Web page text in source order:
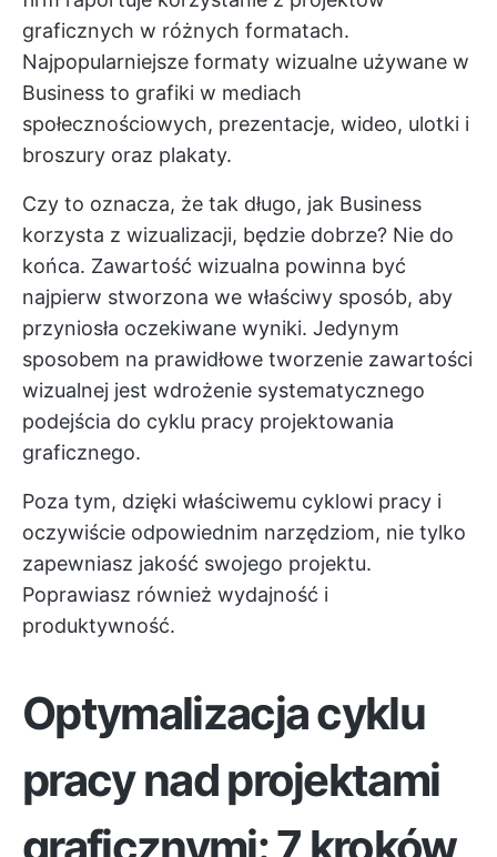
graficznych w różnych formatach.
Najpopularniejsze formaty wizualne używane w
Business to grafiki w mediach
społecznościowych, prezentacje, wideo, ulotki i
broszury oraz plakaty.
Czy to oznacza, że tak długo, jak Business
korzysta z wizualizacji, będzie dobrze? Nie do
końca. Zawartość wizualna powinna być
najpierw stworzona we właściwy sposób, aby
przyniosła oczekiwane wyniki. Jedynym
sposobem na prawidłowe tworzenie zawartości
wizualnej jest wdrożenie systematycznego
podejścia do cyklu pracy projektowania
graficznego.
Poza tym, dzięki właściwemu cyklowi pracy i
oczywiście odpowiednim narzędziom, nie tylko
zapewniasz jakość swojego projektu.
Poprawiasz również wydajność i
produktywność.
Optymalizacja cyklu
pracy nad projektami